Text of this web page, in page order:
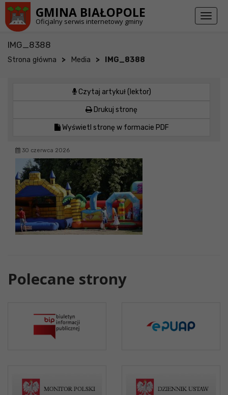
GMINA BIAŁOPOLE
Oficjalny serwis internetowy gminy
Toggle
IMG_8388
Strona główna > Media > IMG_8388
Czytaj artykuł (lektor)
Drukuj stronę
Wyświetl stronę w formacie PDF
30 czerwca 2026
Polecane strony